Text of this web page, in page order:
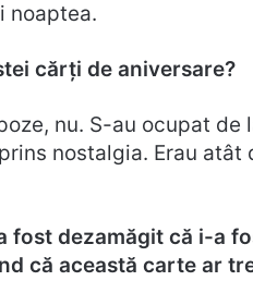
noaptea.
cărți de aniversare?
nu. S-au ocupat
nostalgia. Erau atât
fost dezamăgit că i-a
că această carte ar